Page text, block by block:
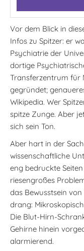
Vor dem Blick in
Infos zu Spitzer: er
Psychiatrie der
dortige
Transferzentrum für
gegründet;
Wikipedia. Wer
spitze Zunge. Aber
sich sein Ton.
Aber hart in der
wissenschaftliche
eng bedruckte
riesengroßes
das Bewusstsein
drang:
Die Blut-Hirn-
Gehirne hinein
alarmierend.